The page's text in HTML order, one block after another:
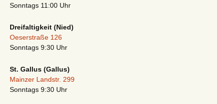
Sonntags 11:00 Uhr
Dreifaltigkeit (Nied)
Oeserstraße 126
Sonntags 9:30 Uhr
St. Gallus (Gallus)
Mainzer Landstr. 299
Sonntags 9:30 Uhr